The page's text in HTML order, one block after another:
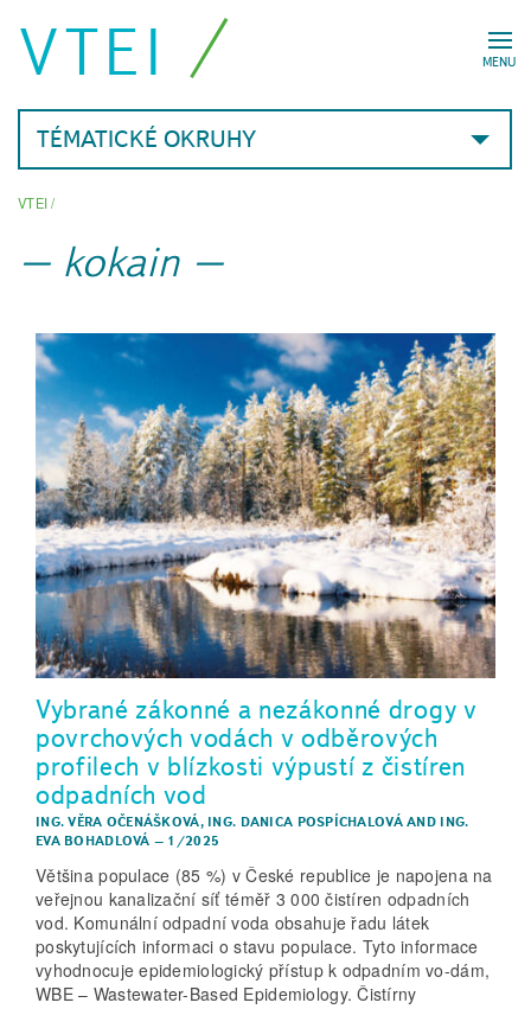
MENU
VTEI
TÉMATICKÉ OKRUHY
VTEI/
kokain
Vybrané zákonné a nezákonné drogy v
povrchových vodách v odběrových
profilech v blízkosti výpustí z čistíren
odpadních vod
ING. VĚRA OČENÁŠKOVÁ, ING. DANICA POSPÍCHALOVÁAND ING.
EVA BOHADLOVÁ – 1/2025
Většina populace (85 %) v České republice je napojena na
veřejnou kanalizační síť téměř 3 000 čistíren odpadních
vod. Komunální odpadní voda obsahuje řadu látek
poskytujících informaci o stavu populace. Tyto informace
vyhodnocuje epidemiologický přístup k odpadním vo-dám,
WBE – Wastewater-Based Epidemiology. Čistírny